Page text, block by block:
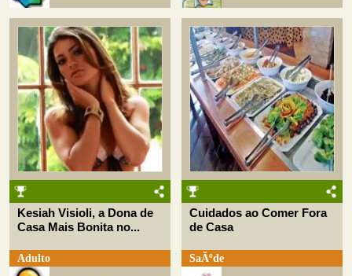
Kesiah Visioli, a Dona de
Casa Mais Bonita no...
Adulto
Cuidados ao Comer Fora
de Casa
SaÃºde